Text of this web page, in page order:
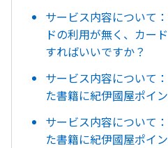
サービス内容について
ドの利用が無く、カー
すればいいですか？
サービス内容について
た書籍に紀伊國屋ポイ
サービス内容について
た書籍に紀伊國屋ポイ